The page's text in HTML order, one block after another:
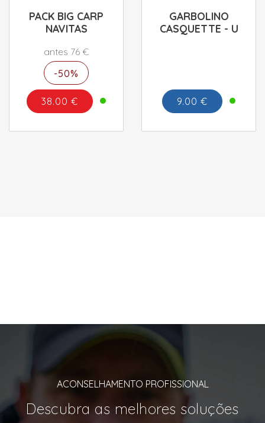
PACK BIG CARP
NAVITAS
antes 76 €
-50%
38.00 €
GARBOLINO
CASQUETTE - U
9.00 €
ACONSELHAMENTO PROFISSIONAL
Descubra as melhores soluções